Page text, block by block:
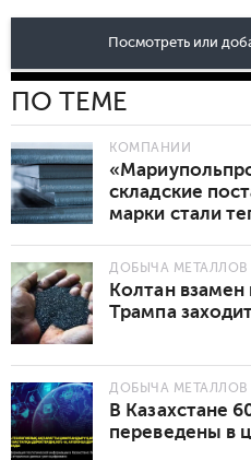
Посмотреть или
ПО ТЕМЕ
КОМПАНИИ
складские
марки стали
ДОБЫЧА МЕТАЛЛОВ
Колтан взамен
Трампа
ДОБЫЧА МЕТАЛЛОВ
В Казахстане
переведены в